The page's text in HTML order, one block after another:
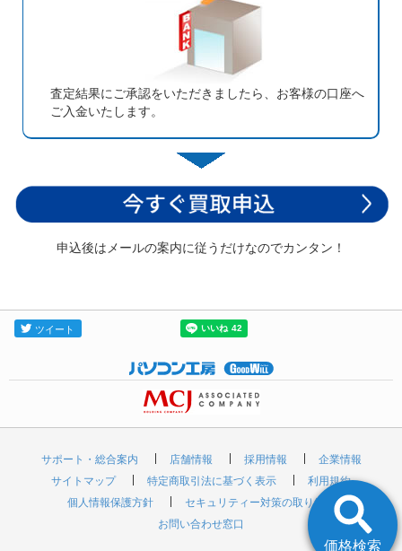
査定結果にご承認をいただきましたら、お客様の口座へ
ご入金いたします。
申込後はメールの案内に従うだけなのでカンタン！
価格検索
サポート・総合案内 店舗情報 採用情報
企業情報
サイトマップ
特定商取引法に基づく表示
利用規約
個人情報保護方針
セキュリティー対策の取り組み
お問い合わせ窓口